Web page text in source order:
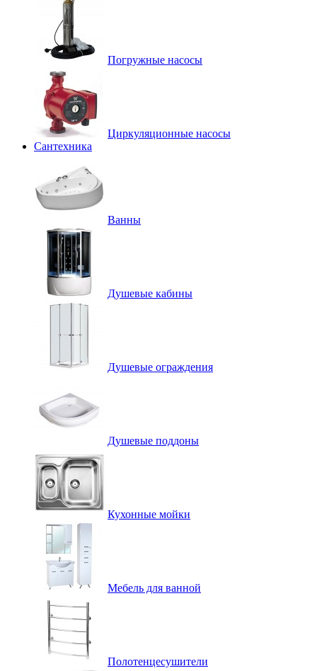
Погружные насосы
Циркуляционные насосы
Сантехника
Ванны
Душевые кабины
Душевые ограждения
Душевые поддоны
Кухонные мойки
Мебель для ванной
Полотенцесушители